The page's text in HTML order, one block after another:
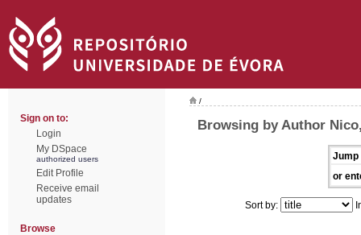
Sign on to:
Login
My DSpace
authorized users
Edit Profile
Receive email
updates
Browse
/
Browsing by Author
Jump
or
Sort by: